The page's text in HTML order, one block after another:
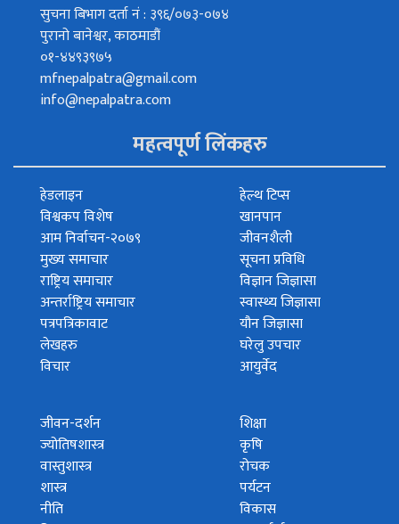
सुचना बिभाग दर्ता नं : ३९६/०७३-०७४
पुरानो बानेश्वर, काठमाडौं
०१-४४९३९७५
mfnepalpatra@gmail.com
info@nepalpatra.com
महत्वपूर्ण लिंकहरु
हेडलाइन
विश्वकप विशेष
आम निर्वाचन-२०७९
मुख्य समाचार
राष्ट्रिय समाचार
अन्तर्राष्ट्रिय समाचार
पत्रपत्रिकावाट
लेखहरु
विचार
हेल्थ टिप्स
खानपान
जीवनशैली
सूचना प्रविधि
विज्ञान जिज्ञासा
स्वास्थ्य जिज्ञासा
यौन जिज्ञासा
घरेलु उपचार
आयुर्वेद
जीवन-दर्शन
ज्योतिषशास्त्र
वास्तुशास्त्र
शास्त्र
नीति
शिक्षा
कृषि
रोचक
पर्यटन
विकास